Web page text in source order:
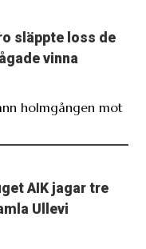
släppte loss de
vinna
holmgången mot
AIK jagar tre
Ullevi